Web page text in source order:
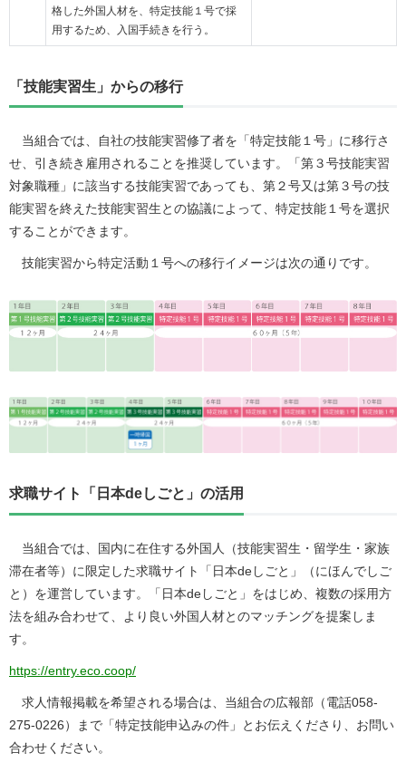
格した外国人材を、特定技能１号で採
用するため、入国手続きを行う。
「技能実習生」からの移行
当組合では、自社の技能実習修了者を「特定技能１号」に移行さ
せ、引き続き雇用されることを推奨しています。「第３号技能実習
対象職種」に該当する技能実習であっても、第２号又は第３号の技
能実習を終えた技能実習生との協議によって、特定技能１号を選択
することができます。
技能実習から特定活動１号への移行イメージは次の通りです。
求職サイト「日本deしごと」の活用
当組合では、国内に在住する外国人（技能実習生・留学生・家族
滞在者等）に限定した求職サイト「日本deしごと」（にほんでしご
と）を運営しています。「日本deしごと」をはじめ、複数の採用方
法を組み合わせて、より良い外国人材とのマッチングを提案しま
す。
https://entry.eco.coop/
求人情報掲載を希望される場合は、当組合の広報部（電話058-
275-0226）まで「特定技能申込みの件」とお伝えくださり、お問い
合わせください。